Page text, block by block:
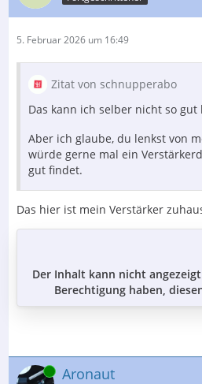
5. Februar 2026 um 16:49
Zitat von schnupperabo
Das kann ich selber nicht so
Aber ich glaube, du lenkst von
würde gerne mal ein
gut findet.
Das hier ist mein Verstärker
Der Inhalt kann nicht
Berechtigung haben,
Online Aronaut